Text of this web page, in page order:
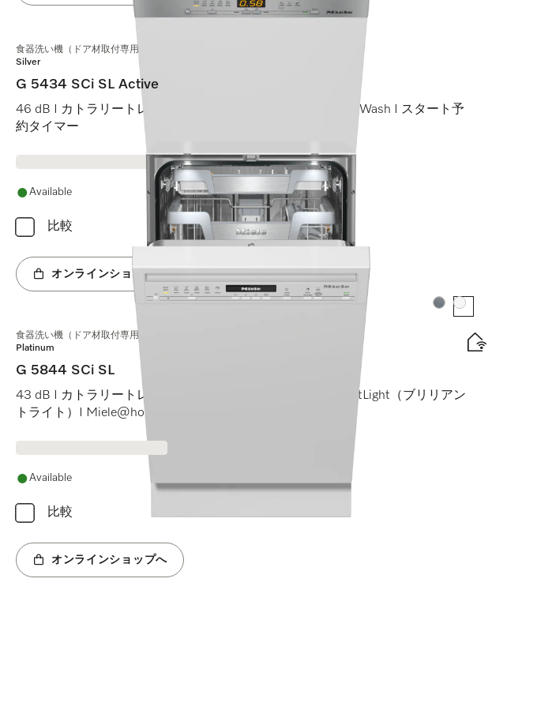
食器洗い機（ドア材取付専用タイプ、45 cm）
Silver
G 5434 SCi SL Active
46 dB I カトラリートレイ I Comfortバスケット I QuickPowerWash I スタート予
約タイマー
Available
比較
オンラインショップへ
カラー:カラー:
食器洗い機（ドア材取付専用タイプ、45 cm）
Platinum
G 5844 SCi SL
43 dB I カトラリートレイ I MaxiComfortバスケット I BrilliantLight（ブリリアン
トライト）I Miele@home
Available
比較
オンラインショップへ